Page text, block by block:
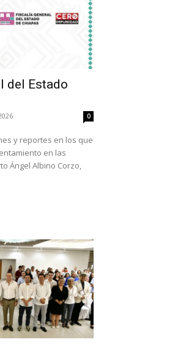
del Estado
0
y reportes en los que
en las
Ángel Albino Corzo,